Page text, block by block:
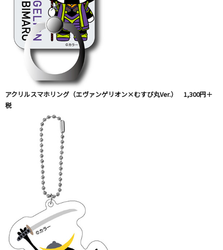
アクリルスマホリング（エヴァンゲリオン×むすび丸Ver.） 1,300円＋
税